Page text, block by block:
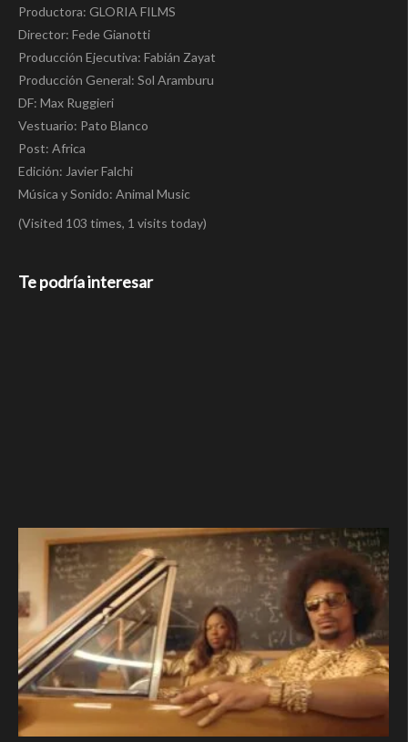
Productora: GLORIA FILMS
Director: Fede Gianotti
Producción Ejecutiva: Fabián Zayat
Producción General: Sol Aramburu
DF: Max Ruggieri
Vestuario: Pato Blanco
Post: Africa
Edición: Javier Falchi
Música y Sonido: Animal Music
(Visited 103 times, 1 visits today)
Te podría interesar